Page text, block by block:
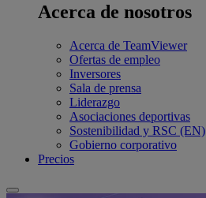
Acerca de nosotros
Acerca de TeamViewer
Ofertas de empleo
Inversores
Sala de prensa
Liderazgo
Asociaciones deportivas
Sostenibilidad y RSC (EN)
Gobierno corporativo
Precios